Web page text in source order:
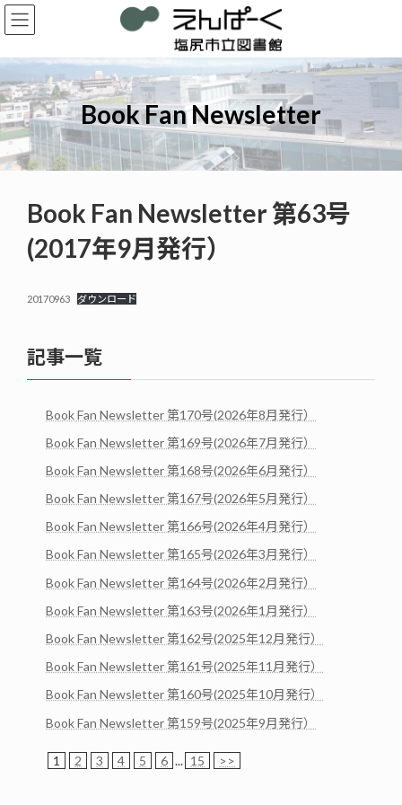
コ
ン
ン
ツ
へ
ス
キ
ッ
プ
ナ
ビ
ー
シ
ョ
ン
に
移
動
Book Fan Newsletter
Book Fan Newsletter 第63号
(2017年9月発行）
20170963 ダウンロード
記事一覧
Book Fan Newsletter 第170号(2026年8月発行）
Book Fan Newsletter 第169号(2026年7月発行）
Book Fan Newsletter 第168号(2026年6月発行）
Book Fan Newsletter 第167号(2026年5月発行）
Book Fan Newsletter 第166号(2026年4月発行）
Book Fan Newsletter 第165号(2026年3月発行）
Book Fan Newsletter 第164号(2026年2月発行）
Book Fan Newsletter 第163号(2026年1月発行）
Book Fan Newsletter 第162号(2025年12月発行）
Book Fan Newsletter 第161号(2025年11月発行）
Book Fan Newsletter 第160号(2025年10月発行）
Book Fan Newsletter 第159号(2025年9月発行）
1 2 3 4 5 6 ... 15 >>